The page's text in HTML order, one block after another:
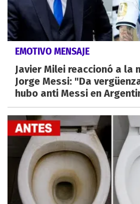
EMOTIVO MENSAJE
Javier Milei reaccionó a la
Jorge Messi: "Da
hubo anti Messi en